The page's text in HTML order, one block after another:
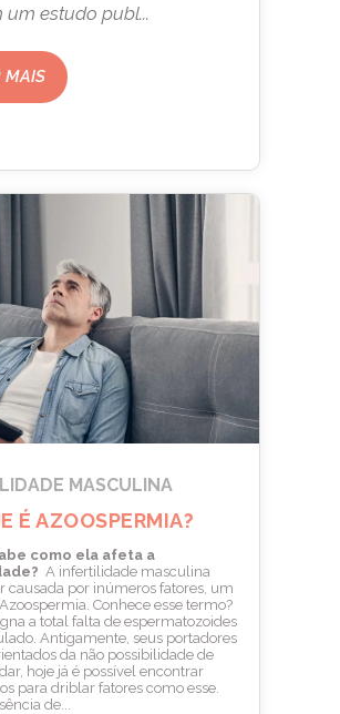
um estudo publ...
MAIS
MASCULINA
É AZOOSPERMIA?
como ela afeta a
A infertilidade masculina
causada por inúmeros fatores, um
Conhece esse termo?
a total falta de espermatozoides
Antigamente, seus portadores
da não possibilidade de
hoje já é possível encontrar
para driblar fatores como esse.
de...